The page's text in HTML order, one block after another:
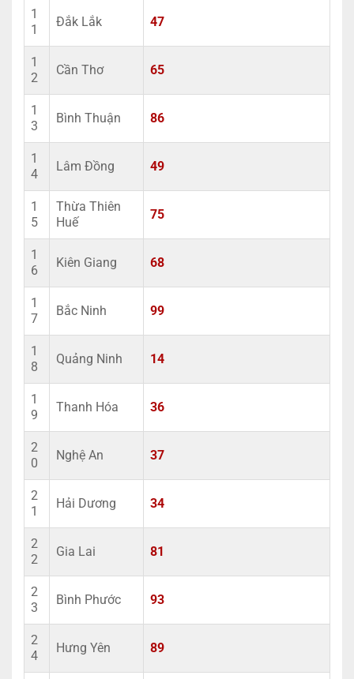
1
1
Đắk Lắk 47
1
2
Cần Thơ 65
1
3
Bình Thuận 86
1
4
Lâm Đồng 49
1
5
Thừa Thiên
Huế
75
1
6
Kiên Giang 68
1
7
Bắc Ninh 99
1
8
Quảng Ninh 14
1
9
Thanh Hóa 36
2
0
Nghệ An 37
2
1
Hải Dương 34
2
2
Gia Lai 81
2
3
Bình Phước 93
2
4
Hưng Yên 89